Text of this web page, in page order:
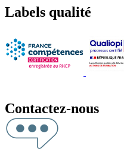
Labels qualité
Contactez-nous